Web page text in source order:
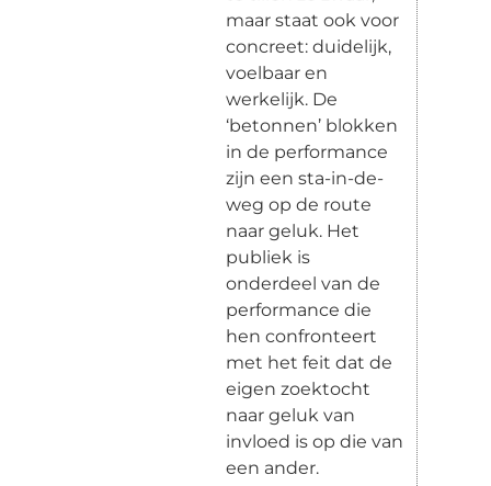
maar staat ook voor
concreet: duidelijk,
voelbaar en
werkelijk. De
‘betonnen’ blokken
in de performance
zijn een sta-in-de-
weg op de route
naar geluk. Het
publiek is
onderdeel van de
performance die
hen confronteert
met het feit dat de
eigen zoektocht
naar geluk van
invloed is op die van
een ander.